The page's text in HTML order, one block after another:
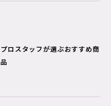
プロスタッフが選ぶおすすめ商
品